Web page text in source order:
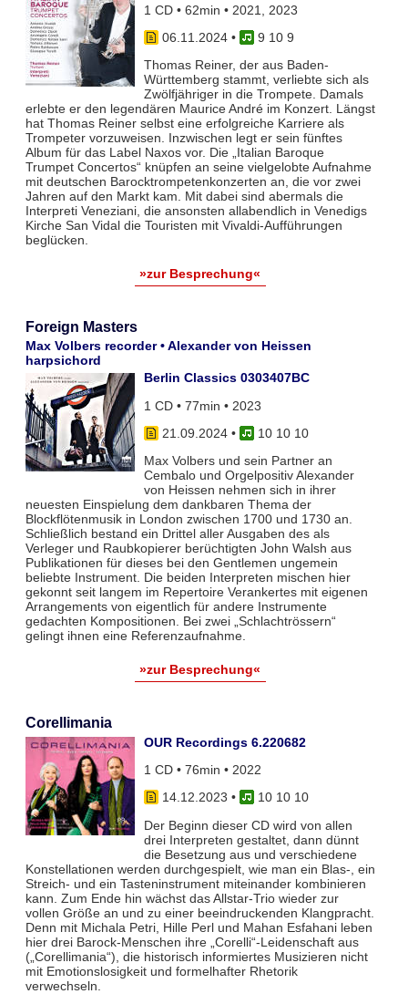
1 CD • 62min • 2021, 2023
06.11.2024•
9 10 9
Thomas Reiner, der aus Baden-
Württemberg stammt, verliebte sich als
Zwölfjähriger in die Trompete. Damals
erlebte er den legendären Maurice André im Konzert. Längst
hat Thomas Reiner selbst eine erfolgreiche Karriere als
Trompeter vorzuweisen. Inzwischen legt er sein fünftes
Album für das Label Naxos vor. Die „Italian Baroque
Trumpet Concertos“ knüpfen an seine vielgelobte Aufnahme
mit deutschen Barocktrompetenkonzerten an, die vor zwei
Jahren auf den Markt kam. Mit dabei sind abermals die
Interpreti Veneziani, die ansonsten allabendlich in Venedigs
Kirche San Vidal die Touristen mit Vivaldi-Aufführungen
beglücken.
»zur Besprechung«
Foreign Masters
Max Volbers recorder • Alexander von Heissen
harpsichord
Berlin Classics 0303407BC
1 CD • 77min • 2023
21.09.2024•
10 10 10
Max Volbers und sein Partner an
Cembalo und Orgelpositiv Alexander
von Heissen nehmen sich in ihrer
neuesten Einspielung dem dankbaren Thema der
Blockflötenmusik in London zwischen 1700 und 1730 an.
Schließlich bestand ein Drittel aller Ausgaben des als
Verleger und Raubkopierer berüchtigten John Walsh aus
Publikationen für dieses bei den Gentlemen ungemein
beliebte Instrument. Die beiden Interpreten mischen hier
gekonnt seit langem im Repertoire Verankertes mit eigenen
Arrangements von eigentlich für andere Instrumente
gedachten Kompositionen. Bei zwei „Schlachtrössern“
gelingt ihnen eine Referenzaufnahme.
»zur Besprechung«
Corellimania
OUR Recordings 6.220682
1 CD • 76min • 2022
14.12.2023 •
10 10 10
Der Beginn dieser CD wird von allen
drei Interpreten gestaltet, dann dünnt
die Besetzung aus und verschiedene
Konstellationen werden durchgespielt, wie man ein Blas-, ein
Streich- und ein Tasteninstrument miteinander kombinieren
kann. Zum Ende hin wächst das Allstar-Trio wieder zur
vollen Größe an und zu einer beeindruckenden Klangpracht.
Denn mit Michala Petri, Hille Perl und Mahan Esfahani leben
hier drei Barock-Menschen ihre „Corelli“-Leidenschaft aus
(„Corellimania“), die historisch informiertes Musizieren nicht
mit Emotionslosigkeit und formelhafter Rhetorik
verwechseln.